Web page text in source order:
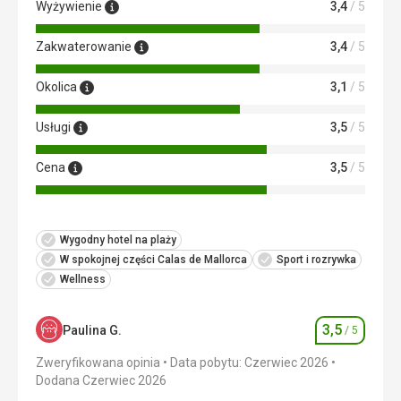
Ta recenzja została automatycznie przetłumaczona za
pomocą Google Translate
Wyżywienie
3,4/ 5
Zakwaterowanie 3,4/ 5
Okolica 3,1 / 5
Usługi 3,5/ 5
Cena 3,5/ 5
Wygodny hotel na plaży
W spokojnej części Calas de Mallorca
Sport i rozrywka
Wellness
Paulina G. Ocena
3,5 / 5
Zweryfikowana opinia
Data pobytu: Czerwiec 2026
Dodana Czerwiec 2026